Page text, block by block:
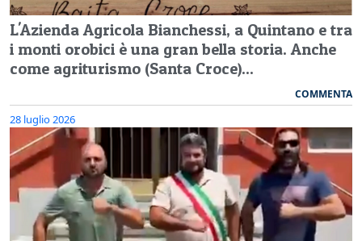
L'Azienda Agricola Bianchessi, a Quintano e tra
i monti orobici è una gran bella storia. Anche
come agriturismo (Santa Croce)...
COMMENTA
28 luglio 2026